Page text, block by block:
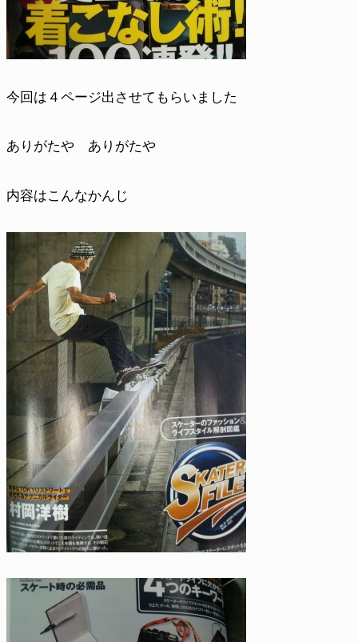
今回は４ページ出させてもらいました
ありがたや ありがたや
内容はこんなかんじ